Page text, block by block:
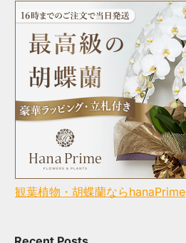
観葉植物・胡蝶蘭ならhanaPrime